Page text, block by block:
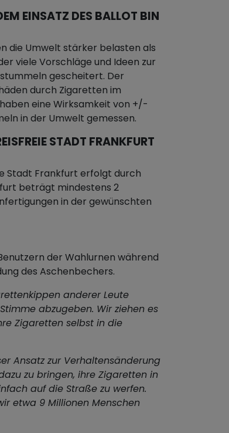
EINSATZ DES BALLOT BIN
die Umwelt stärker belasten als
viele Vorschläge und Ideen zur
gescheitert. Der
durch Zigaretten im
eine Wirksamkeit von +/-
in der Umwelt gemessen.
STADT FRANKFURT
Stadt Frankfurt erfolgt durch
beträgt mindestens 2
in der gewünschten
der Wahlurnen während
des Aschenbechers.
anderer Leute
abzugeben. Wir ziehen es
Zigaretten selbst in die
Ansatz zur Verhaltensänderung
zu bringen, ihre Zigaretten in
auf die Straße zu werfen.
etwa 9 Millionen Menschen